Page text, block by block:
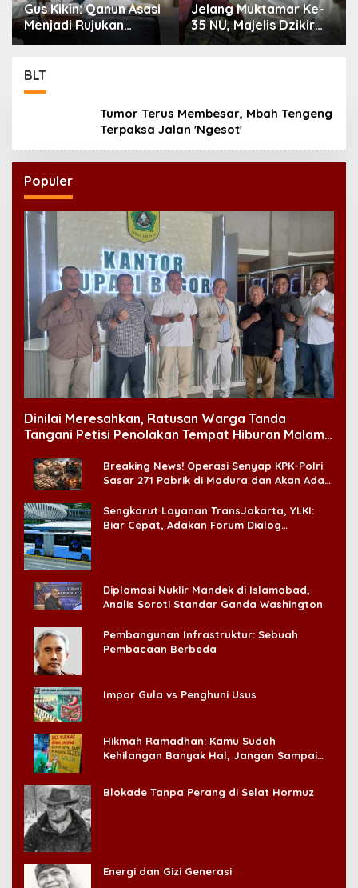
Gus Kikin: Qanun Asasi
Menjadi Rujukan
Tertinggi NU,
Jelang Muktamar Ke-
35 NU, Majelis Dzikir
Al-Yasmin Gelar Doa
BLT
Tumor Terus Membesar, Mbah Tengeng
Terpaksa Jalan 'Ngesot'
Populer
Dinilai Meresahkan, Ratusan Warga Tanda
Tangani Petisi Penolakan Tempat Hiburan Malam
Breaking News! Operasi Senyap KPK-Polri
Sasar 271 Pabrik di Madura dan Akan Ada
Sengkarut Layanan TransJakarta, YLKI:
Biar Cepat, Adakan Forum Dialog
Diplomasi Nuklir Mandek di Islamabad,
Analis Soroti Standar Ganda Washington
Pembangunan Infrastruktur: Sebuah
Pembacaan Berbeda
Impor Gula vs Penghuni Usus
Hikmah Ramadhan: Kamu Sudah
Kehilangan Banyak Hal, Jangan Sampai
Blokade Tanpa Perang di Selat Hormuz
Energi dan Gizi Generasi